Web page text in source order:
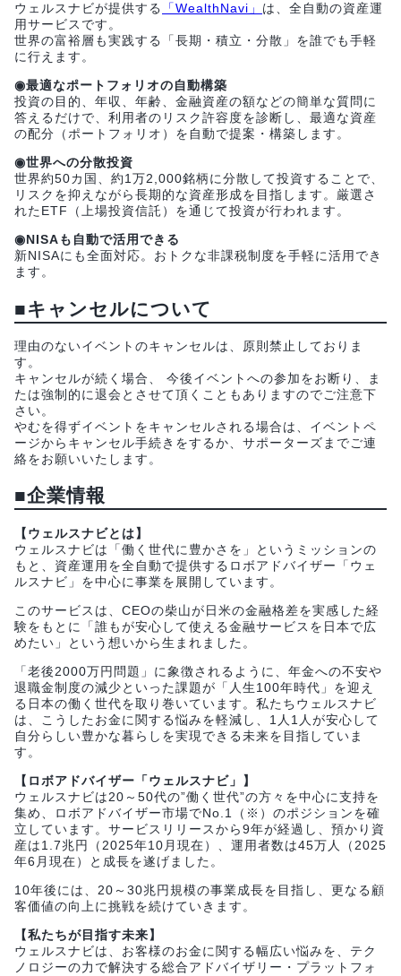
ウェルスナビが提供する 「WealthNavi」 は、全自動の資産運
用サービスです。
世界の富裕層も実践する「長期・積立・分散」を誰でも手軽
に行えます。
◉最適なポートフォリオの自動構築
投資の目的、年収、年齢、金融資産の額などの簡単な質問に
答えるだけで、利用者のリスク許容度を診断し、最適な資産
の配分（ポートフォリオ）を自動で提案・構築します。
◉世界への分散投資
世界約50カ国、約1万2,000銘柄に分散して投資することで、
リスクを抑えながら長期的な資産形成を目指します。厳選さ
れたETF（上場投資信託）を通じて投資が行われます。
◉NISAも自動で活用できる
新NISAにも全面対応。おトクな非課税制度を手軽に活用でき
ます。
■キャンセルについて
理由のないイベントのキャンセルは、原則禁止しておりま
す。
キャンセルが続く場合、 今後イベントへの参加をお断り、ま
たは強制的に退会とさせて頂くこともありますのでご注意下
さい。
やむを得ずイベントをキャンセルされる場合は、イベントペ
ージからキャンセル手続きをするか、サポーターズまでご連
絡をお願いいたします。
■企業情報
【ウェルスナビとは】
ウェルスナビは「働く世代に豊かさを」というミッションの
もと、資産運用を全自動で提供するロボアドバイザー「ウェ
ルスナビ」を中心に事業を展開しています。
このサービスは、CEOの柴山が日米の金融格差を実感した経
験をもとに「誰もが安心して使える金融サービスを日本で広
めたい」という想いから生まれました。
「老後2000万円問題」に象徴されるように、年金への不安や
退職金制度の減少といった課題が「人生100年時代」を迎え
る日本の働く世代を取り巻いています。私たちウェルスナビ
は、こうしたお金に関する悩みを軽減し、1人1人が安心して
自分らしい豊かな暮らしを実現できる未来を目指していま
す。
【ロボアドバイザー「ウェルスナビ」】
ウェルスナビは20～50代の”働く世代”の方々を中心に支持を
集め、ロボアドバイザー市場でNo.1（※）のポジションを確
立しています。サービスリリースから9年が経過し、預かり資
産は1.7兆円（2025年10月現在）、運用者数は45万人（2025
年6月現在）と成長を遂げました。
10年後には、20～30兆円規模の事業成長を目指し、更なる顧
客価値の向上に挑戦を続けていきます。
【私たちが目指す未来】
ウェルスナビは、お客様のお金に関する幅広い悩みを、テク
ノロジーの力で解決する総合アドバイザリー・プラットフォ